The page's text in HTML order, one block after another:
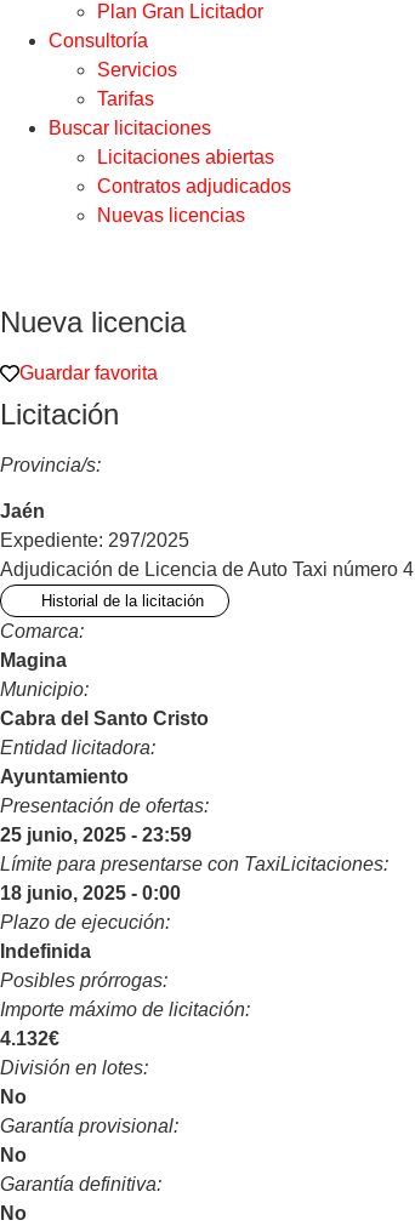
Plan Gran Licitador
Consultoría
Servicios
Tarifas
Buscar licitaciones
Licitaciones abiertas
Contratos adjudicados
Nuevas licencias
Nueva licencia
Guardar favorita
Licitación
Provincia/s:
Jaén
Expediente: 297/2025
Adjudicación de Licencia de Auto Taxi número 4
Historial de la licitación
Comarca:
Magina
Municipio:
Cabra del Santo Cristo
Entidad licitadora:
Ayuntamiento
Presentación de ofertas:
25 junio, 2025 - 23:59
Límite para presentarse con TaxiLicitaciones:
18 junio, 2025 - 0:00
Plazo de ejecución:
Indefinida
Posibles prórrogas:
Importe máximo de licitación:
4.132€
División en lotes:
No
Garantía provisional:
No
Garantía definitiva:
No